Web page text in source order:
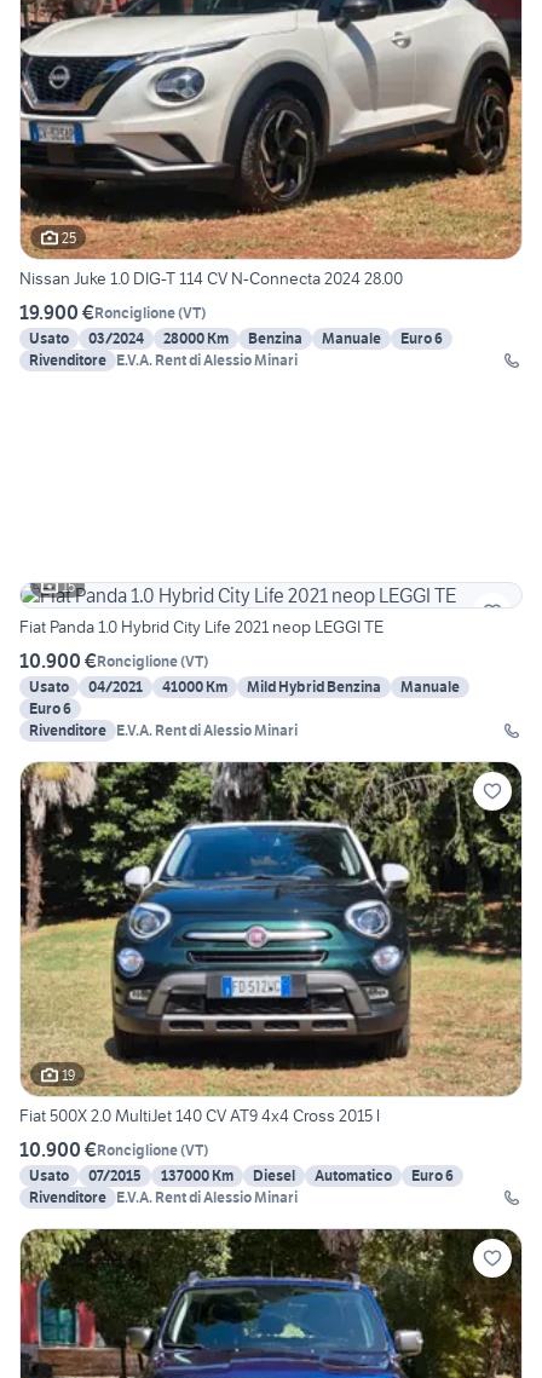
25
Nissan Juke 1.0 DIG-T 114 CV N-Connecta 2024 28.00
19.900 €Ronciglione(VT)
Usato
03/2024 28000 Km Benzina Manuale
Euro 6
Rivenditore E.V.A. Rent di Alessio Minari
15
Fiat Panda 1.0 Hybrid City Life 2021 neop LEGGI TE
10.900 €Ronciglione(VT)
Usato
04/2021 41000 Km Mild Hybrid Benzina
Manuale
Euro 6
Rivenditore E.V.A. Rent di Alessio Minari
19
Fiat 500X 2.0 MultiJet 140 CV AT9 4x4 Cross 2015 l
10.900 €Ronciglione(VT)
Usato
07/2015 137000 Km Diesel Automatico
Euro 6
Rivenditore E.V.A. Rent di Alessio Minari